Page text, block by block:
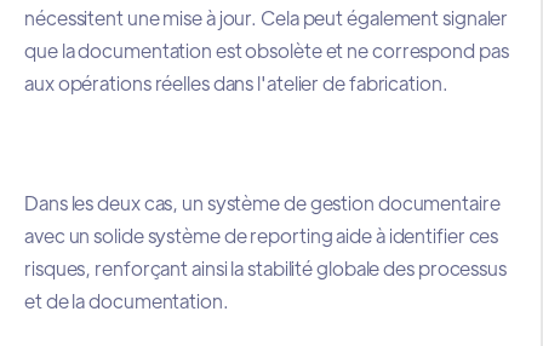
nécessitent une mise à jour. Cela peut également signaler
que la documentation est obsolète et ne correspond pas
aux opérations réelles dans l'atelier de fabrication.
Dans les deux cas, un système de gestion documentaire
avec un solide système de reporting aide à identifier ces
risques, renforçant ainsi la stabilité globale des processus
et de la documentation.